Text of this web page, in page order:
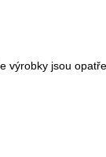
jsou